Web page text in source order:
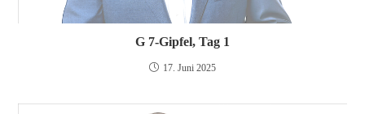
G 7-Gipfel, Tag 1
17. Juni 2025